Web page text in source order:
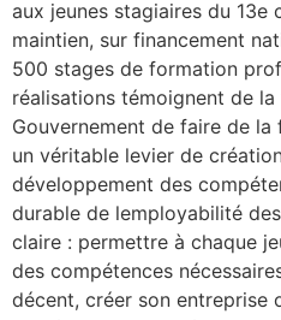
aux jeunes stagiaires du 13e
maintien, sur financement
500 stages de formation
réalisations témoignent de
Gouvernement de faire de
un véritable levier de
développement des
durable de lemployabilité
claire : permettre à chaque
des compétences
décent, créer son entreprise